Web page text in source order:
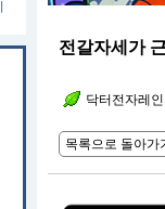
전갈자세가
닥터전자레
목록으로 돌아가